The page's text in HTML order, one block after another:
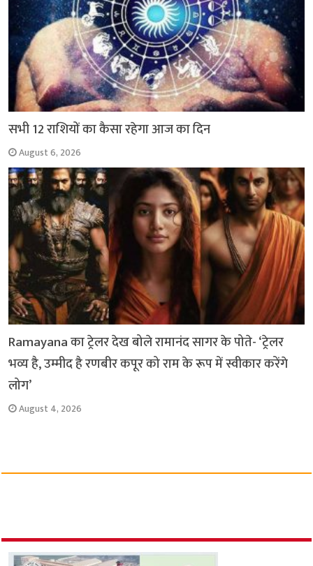
सभी 12 राशियों का कैसा रहेगा आज का दिन
August 6, 2026
Ramayana का ट्रेलर देख बोले रामानंद सागर के पोते- ‘ट्रेलर
भव्य है, उम्मीद है रणबीर कपूर को राम के रूप में स्वीकार करेंगे
लोग’
August 4, 2026